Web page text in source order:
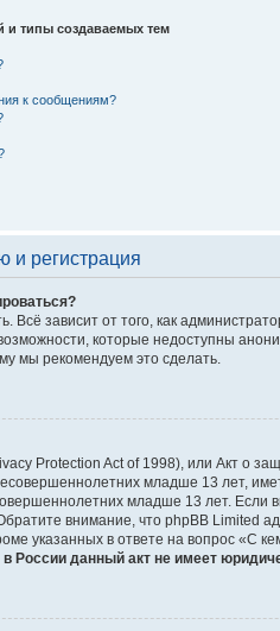
типы создаваемых тем
к сообщениям?
и регистрация
Всё зависит от того, как
которые недоступны
мы рекомендуем это сделать.
Protection Act of 1998), или Акт о
младше 13 лет,
младше 13 лет. Если
внимание, что phpBB Limited
указанных в ответе на вопрос «С
России данный акт не имеет